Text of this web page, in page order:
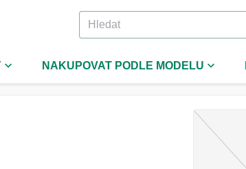
NAKUPOVAT PODLE MODELU